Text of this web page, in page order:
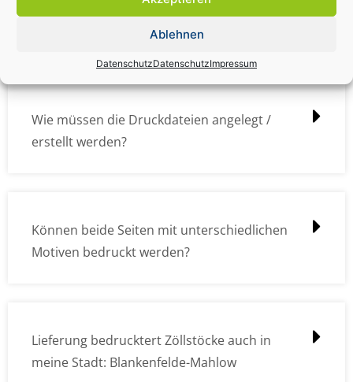
Ablehnen
DatenschutzDatenschutzImpressum
Wie kann ich die Daten (z.B. Logos und Texte)
Wie müssen die Druckdateien angelegt /
erstellt werden?
Können beide Seiten mit unterschiedlichen
Motiven bedruckt werden?
Lieferung bedrucktert Zöllstöcke auch in
meine Stadt: Blankenfelde-Mahlow